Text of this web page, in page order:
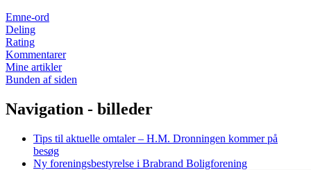
Emne-ord
Deling
Rating
Kommentarer
Mine artikler
Bunden af siden
Navigation - billeder
Tips til aktuelle omtaler – H.M. Dronningen kommer på
besøg
Ny foreningsbestyrelse i Brabrand Boligforening